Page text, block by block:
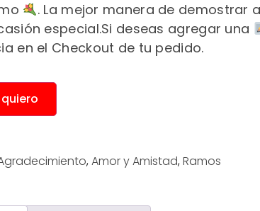
. La mejor manera de demostrar
especial.Si deseas agregar una
en el Checkout de tu pedido.
quiero
,Amor y Amistad,Ramos